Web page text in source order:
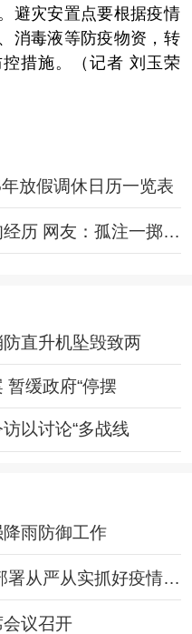
避灾安置点要根据疫情
消毒液等防疫物资，转
措施。（记者 刘玉荣
放假调休日历一览表
历 网友：孤注一掷现
直升机坠毁致两
暂缓政府“停摆
以讨论“多战线
雨防御工作
署从严从实抓好疫情防
议召开